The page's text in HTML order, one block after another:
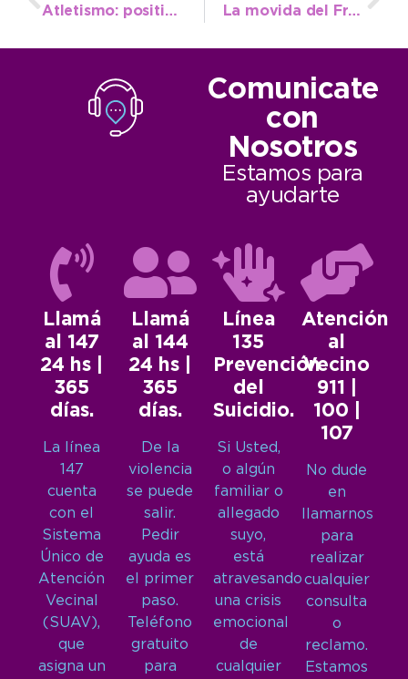
Atletismo: positivo balance de la clínica brindada en Corrientes La movida del FreeStyle local no se detiene y el 5º KOLiseo fue todo un éxito
Comunicate
con
Nosotros
Estamos para
ayudarte
Llamá
al 147
24 hs |
365
días.
La línea
147
cuenta
con el
Sistema
Único de
Atención
Vecinal
(SUAV),
que
asigna un
Llamá
al 144
24 hs |
365
días.
De la
violencia
se puede
salir.
Pedir
ayuda es
el primer
paso.
Teléfono
gratuito
para
Línea
135
Prevención
del
Suicidio.
Si Usted,
o algún
familiar o
allegado
suyo,
está
atravesando
una crisis
emocional
de
cualquier
Atención
al
Vecino
911 |
100 |
107
No dude
en
llamarnos
para
realizar
cualquier
consulta
o
reclamo.
Estamos